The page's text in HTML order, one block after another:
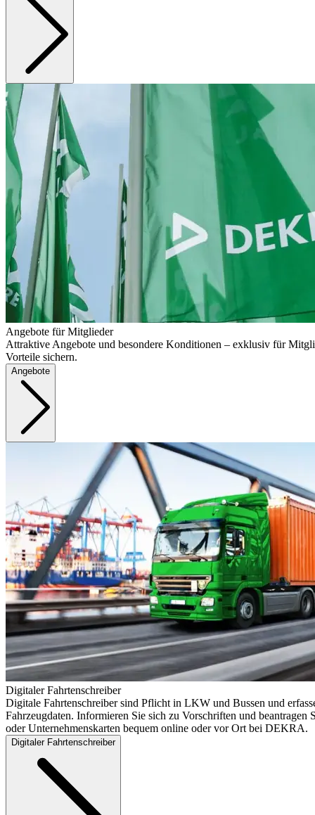
Angebote für Mitglieder
Attraktive Angebote und besondere Konditionen – exklusiv für
Vorteile sichern.
Angebote
Digitaler Fahrtenschreiber
Digitale Fahrtenschreiber sind Pflicht in LKW und Bussen und
Fahrzeugdaten. Informieren Sie sich zu Vorschriften und beantragen
oder Unternehmenskarten bequem online oder vor Ort bei DEKRA.
Digitaler Fahrtenschreiber